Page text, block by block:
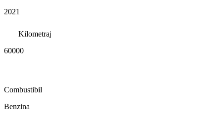
2021
Kilometraj
60000
Combustibil
Benzina